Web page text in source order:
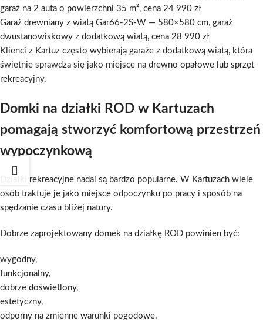
garaż na 2 auta o powierzchni 35 m², cena 24 990 zł
Garaż drewniany z wiatą Gar66-2S-W — 580×580 cm, garaż
dwustanowiskowy z dodatkową wiatą, cena 28 990 zł
Klienci z Kartuz często wybierają garaże z dodatkową wiatą, która
świetnie sprawdza się jako miejsce na drewno opałowe lub sprzęt
rekreacyjny.
Domki na działki ROD w Kartuzach
pomagają stworzyć komfortową przestrzeń
wypoczynkową
Działki rekreacyjne nadal są bardzo popularne. W Kartuzach wiele
osób traktuje je jako miejsce odpoczynku po pracy i sposób na
spędzanie czasu bliżej natury.
Dobrze zaprojektowany domek na działkę ROD powinien być:
wygodny,
funkcjonalny,
dobrze doświetlony,
estetyczny,
odporny na zmienne warunki pogodowe.